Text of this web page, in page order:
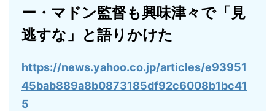
ー・マドン監督も興味津々で「見
逃すな」と語りかけた
https://news.yahoo.co.jp/articles/e93951
45bab889a8b0873185df92c6008b1bc41
5